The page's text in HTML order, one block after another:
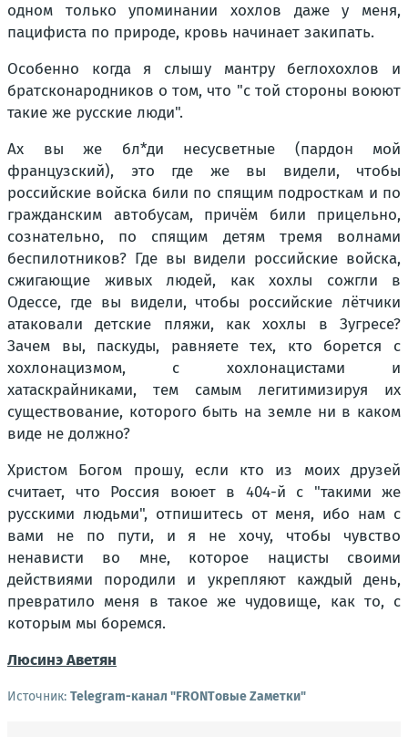
одном только упоминании хохлов даже у меня,
пацифиста по природе, кровь начинает закипать.
Особенно когда я слышу мантру беглохохлов и
братсконародников о том, что "с той стороны воюют
такие же русские люди".
Ах вы же бл*ди несусветные (пардон мой
французский), это где же вы видели, чтобы
российские войска били по спящим подросткам и по
гражданским автобусам, причём били прицельно,
сознательно, по спящим детям тремя волнами
беспилотников? Где вы видели российские войска,
сжигающие живых людей, как хохлы сожгли в
Одессе, где вы видели, чтобы российские лётчики
атаковали детские пляжи, как хохлы в Зугресе?
Зачем вы, паскуды, равняете тех, кто борется с
хохлонацизмом, с хохлонацистами и
хатаскрайниками, тем самым легитимизируя их
существование, которого быть на земле ни в каком
виде не должно?
Христом Богом прошу, если кто из моих друзей
считает, что Россия воюет в 404-й с "такими же
русскими людьми", отпишитесь от меня, ибо нам с
вами не по пути, и я не хочу, чтобы чувство
ненависти во мне, которое нацисты своими
действиями породили и укрепляют каждый день,
превратило меня в такое же чудовище, как то, с
которым мы боремся.
Люсинэ Аветян
Источник: Telegram-канал "FRONTовые Zаметки"